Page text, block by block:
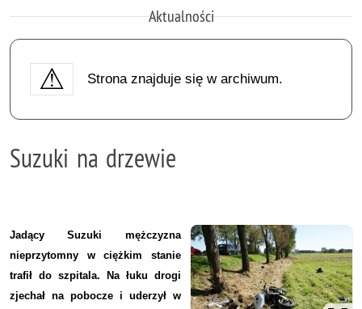
Aktualności
Strona znajduje się w archiwum.
Suzuki na drzewie
Jadący Suzuki mężczyzna
nieprzytomny w ciężkim stanie
trafił do szpitala. Na łuku drogi
zjechał na pobocze i uderzył w